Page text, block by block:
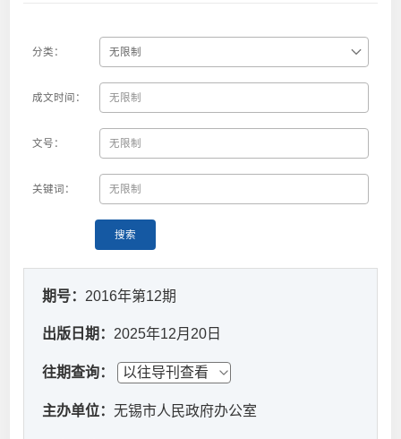
分类：
成文时间：
文号：
关键词：
搜索
期号： 2016年第12期
出版日期： 2025年12月20日
往期查询：
主办单位：无锡市人民政府办公室